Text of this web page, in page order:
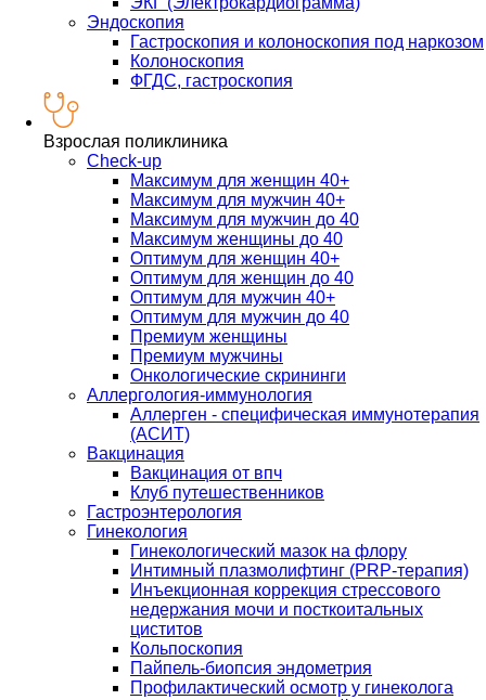
Эндоскопия
Гастроскопия и колоноскопия под наркозом
Колоноскопия
ФГДС, гастроскопия
Взрослая поликлиника
Check-up
Максимум для женщин 40+
Максимум для мужчин 40+
Максимум для мужчин до 40
Максимум женщины до 40
Оптимум для женщин 40+
Оптимум для женщин до 40
Оптимум для мужчин 40+
Оптимум для мужчин до 40
Премиум женщины
Премиум мужчины
Онкологические скрининги
Аллергология-иммунология
Аллерген - специфическая иммунотерапия
(АСИТ)
Вакцинация
Вакцинация от впч
Клуб путешественников
Гастроэнтерология
Гинекология
Гинекологический мазок на флору
Интимный плазмолифтинг (PRP-терапия)
Инъекционная коррекция стрессового
недержания мочи и посткоитальных
циститов
Кольпоскопия
Пайпель-биопсия эндометрия
Профилактический осмотр у гинеколога